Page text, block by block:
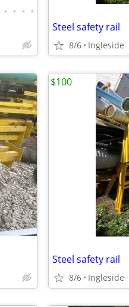
• • • •
Steel safety rail
8/6 Ingleside
Steel safety rail
8/6 Ingleside
$100